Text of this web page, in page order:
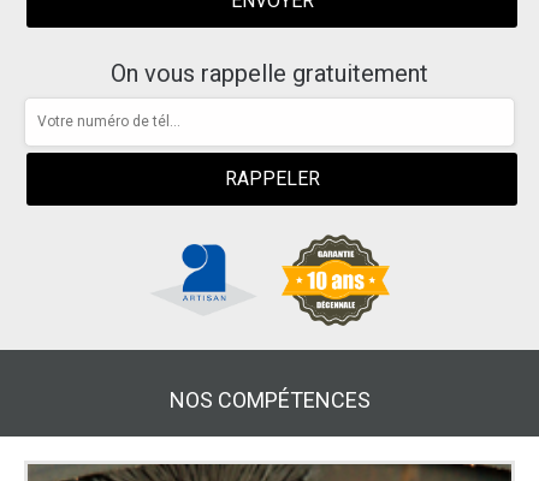
On vous rappelle gratuitement
NOS COMPÉTENCES